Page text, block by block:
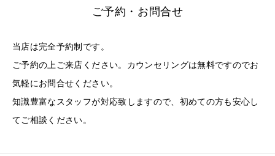
ご予約・お問合せ
当店は完全予約制です。
ご予約の上ご来店ください。カウンセリングは無料ですのでお
気軽にお問合せください。
知識豊富なスタッフが対応致しますので、初めての方も安心し
てご相談ください。